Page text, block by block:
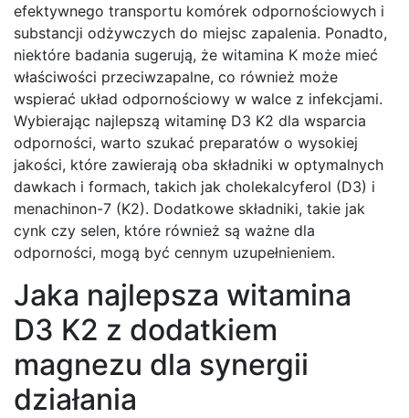
efektywnego transportu komórek odpornościowych i
substancji odżywczych do miejsc zapalenia. Ponadto,
niektóre badania sugerują, że witamina K może mieć
właściwości przeciwzapalne, co również może
wspierać układ odpornościowy w walce z infekcjami.
Wybierając najlepszą witaminę D3 K2 dla wsparcia
odporności, warto szukać preparatów o wysokiej
jakości, które zawierają oba składniki w optymalnych
dawkach i formach, takich jak cholekalcyferol (D3) i
menachinon-7 (K2). Dodatkowe składniki, takie jak
cynk czy selen, które również są ważne dla
odporności, mogą być cennym uzupełnieniem.
Jaka najlepsza witamina
D3 K2 z dodatkiem
magnezu dla synergii
działania